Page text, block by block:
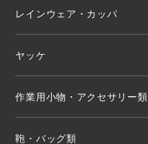
レインウェア・カッパ
ヤッケ
作業用小物・アクセサリー類
鞄・バッグ類